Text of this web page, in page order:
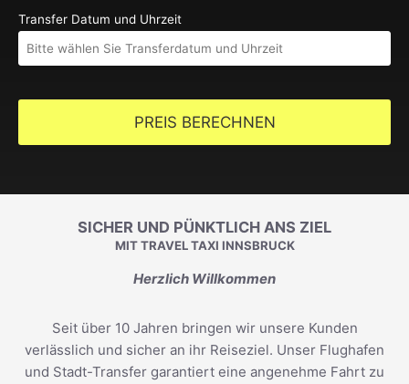
Transfer Datum und Uhrzeit
PREIS BERECHNEN
SICHER UND PÜNKTLICH ANS ZIEL
MIT TRAVEL TAXI INNSBRUCK
Herzlich Willkommen
Seit über 10 Jahren bringen wir unsere Kunden
verlässlich und sicher an ihr Reiseziel. Unser Flughafen
und Stadt-Transfer garantiert eine angenehme Fahrt zu